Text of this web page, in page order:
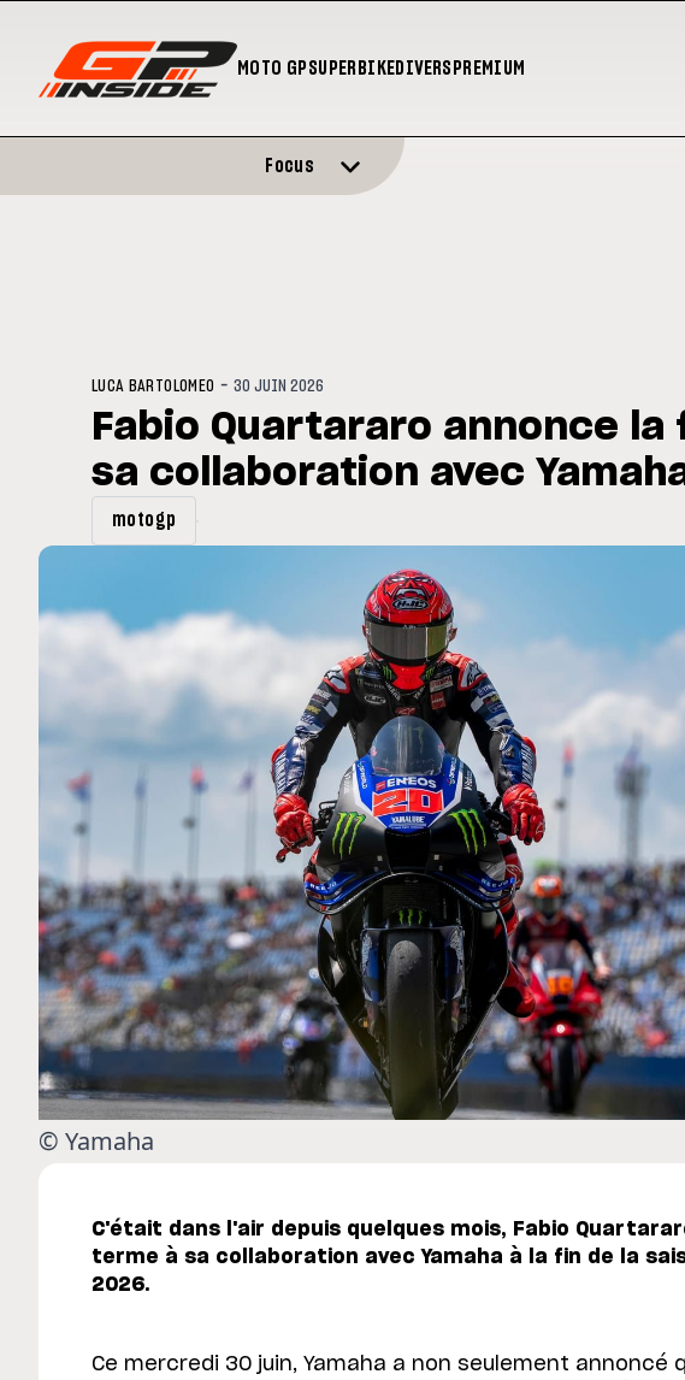
MOTO GPSUPERBIKEDIVERS PREMIUM
Silverstone : Horaires et Programme du GP
Grande-Bretagne
Focus
LUCA BARTOLOMEO -30 JUIN 2026
Fabio Quartararo annonce la
sa collaboration avec
motogp
© Yamaha
C'était dans l'air depuis quelques mois, Fabio
terme à sa collaboration avec Yamaha à la fin de la
2026.
Ce mercredi 30 juin, Yamaha a non seulement annoncé